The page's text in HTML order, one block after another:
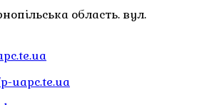
область. вул.
uapc.te.ua